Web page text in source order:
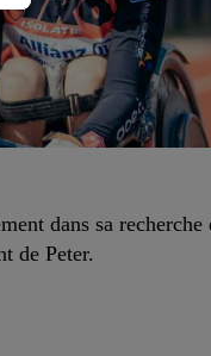
dans sa recherche
de Peter.